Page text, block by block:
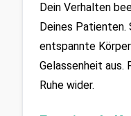
Dein Verhalten
Deines Patienten.
entspannte
Gelassenheit
Ruhe wider.